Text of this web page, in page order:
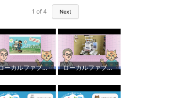
1 of 4 Next
ローカルファブニュースvol.10 最近開催したイベントの振り返りとお知らせ ローカルファブニュース vol .09